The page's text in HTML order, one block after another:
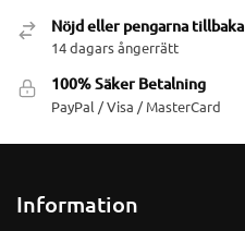
Nöjd eller pengarna tillbaka
14 dagars ångerrätt
100% Säker Betalning
PayPal / Visa / MasterCard
Information